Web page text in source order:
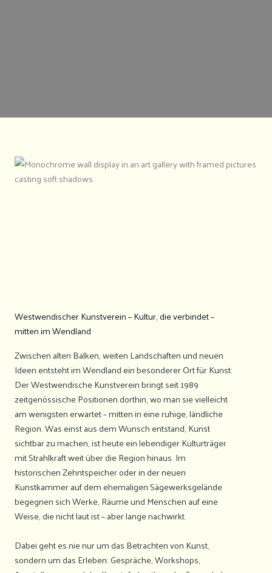
Westwendischer Kunstverein – Kultur, die verbindet –
mitten im Wendland
Zwischen alten Balken, weiten Landschaften und neuen
Ideen entsteht im Wendland ein besonderer Ort für Kunst:
Der Westwendische Kunstverein bringt seit 1989
zeitgenössische Positionen dorthin, wo man sie vielleicht
am wenigsten erwartet – mitten in eine ruhige, ländliche
Region. Was einst aus dem Wunsch entstand, Kunst
sichtbar zu machen, ist heute ein lebendiger Kulturträger
mit Strahlkraft weit über die Region hinaus. Im
historischen Zehntspeicher oder in der neuen
Kunstkammer auf dem ehemaligen Sägewerksgelände
begegnen sich Werke, Räume und Menschen auf eine
Weise, die nicht laut ist – aber lange nachwirkt.
Dabei geht es nie nur um das Betrachten von Kunst,
sondern um das Erleben: Gespräche, Workshops,